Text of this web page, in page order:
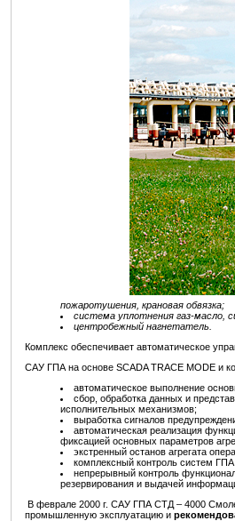
пожаротушения, крановая обвязка;
система уплотнения газ-масло,
центробежный нагнетатель.
Комплекс обеспечивает автоматическое
САУ ГПА на основе SCADA TRACE MODE и
автоматическое выполнение
сбор, обработка данных и
исполнительных механизмов;
выработка сигналов
автоматическая реализация
фиксацией основных параметров
экстренный останов агрегата
комплексный контроль систем
непрерывный контроль
резервирования и выдачей
В феврале 2000 г. САУ ГПА СТД – 4000
промышленную эксплуатацию и